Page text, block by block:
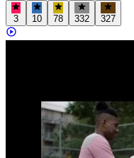
3 10 78 332 327